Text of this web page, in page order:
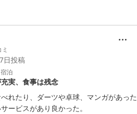
っております。
館内での時間を通して、思い出に残る
宿を目指してまいります。
しております。
堂ヶ島温泉ホテル
日投稿
宿泊
実、食事は残念
れたり、ダーツや卓球、マンガがあった
ービスがあり良かった。